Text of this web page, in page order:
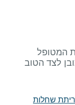
המטופל
לצד הטוב
שחלות